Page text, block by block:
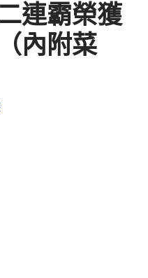
連霸榮獲
內附菜